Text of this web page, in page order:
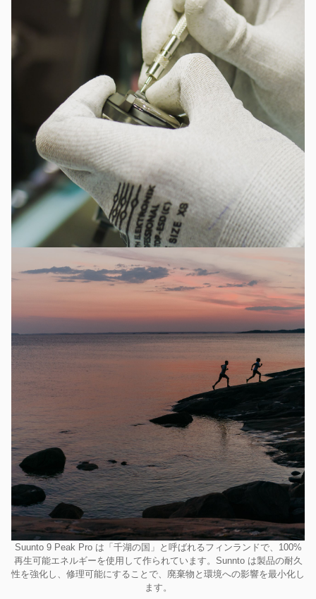
Suunto 9 Peak Pro は「千湖の国」と呼ばれるフィンランドで、100%
再生可能エネルギーを使用して作られています。Sunnto は製品の耐久
性を強化し、修理可能にすることで、廃棄物と環境への影響を最小化し
ます。